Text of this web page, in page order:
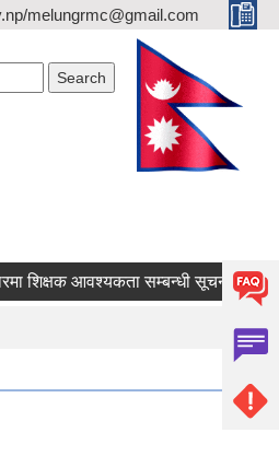
melungrmc@gmail.com
शिक्षक आवश्‍यकता सम्बन्धी सूचना !